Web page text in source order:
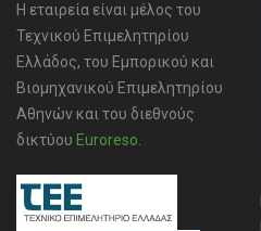
Η εταιρεία είναι μέλος του
Τεχνικού Επιμελητηρίου
Ελλάδος, του Εμπορικού και
Βιομηχανικού Επιμελητηρίου
Αθηνών και του διεθνούς
δικτύου Euroreso